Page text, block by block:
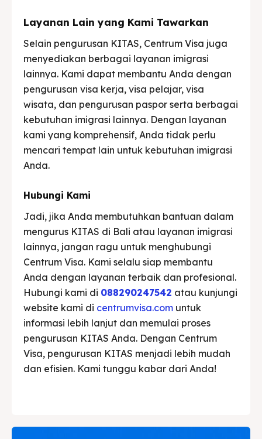
Layanan Lain yang Kami Tawarkan
Selain pengurusan KITAS, Centrum Visa juga
menyediakan berbagai layanan imigrasi
lainnya. Kami dapat membantu Anda dengan
pengurusan visa kerja, visa pelajar, visa
wisata, dan pengurusan paspor serta berbagai
kebutuhan imigrasi lainnya. Dengan layanan
kami yang komprehensif, Anda tidak perlu
mencari tempat lain untuk kebutuhan imigrasi
Anda.
Hubungi Kami
Jadi, jika Anda membutuhkan bantuan dalam
mengurus KITAS di Bali atau layanan imigrasi
lainnya, jangan ragu untuk menghubungi
Centrum Visa. Kami selalu siap membantu
Anda dengan layanan terbaik dan profesional.
Hubungi kami di 088290247542 atau kunjungi
website kami di centrumvisa.com untuk
informasi lebih lanjut dan memulai proses
pengurusan KITAS Anda. Dengan Centrum
Visa, pengurusan KITAS menjadi lebih mudah
dan efisien. Kami tunggu kabar dari Anda!